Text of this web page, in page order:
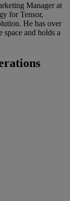
Manager at
for Tensor,
He has over
space and holds a